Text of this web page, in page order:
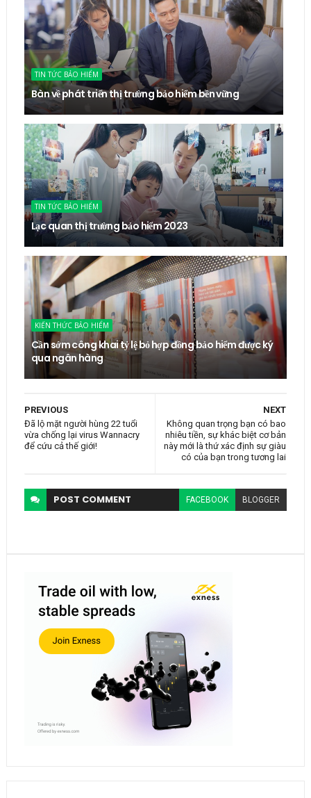
TIN TỨC BẢO HIỂM
Bàn về phát triển thị trường bảo hiểm bền vững
TIN TỨC BẢO HIỂM
Lạc quan thị trường bảo hiểm 2023
KIẾN THỨC BẢO HIỂM
Cần sớm công khai tỷ lệ bỏ hợp đồng bảo hiểm được ký
qua ngân hàng
NEXT
Không quan trọng bạn có bao
nhiêu tiền, sự khác biệt cơ bản
này mới là thứ xác định sự giàu
có của bạn trong tương lai
PREVIOUS
Đã lộ mặt người hùng 22 tuổi
vừa chống lại virus Wannacry
để cứu cả thế giới!
POST COMMENT FACEBOOK BLOGGER